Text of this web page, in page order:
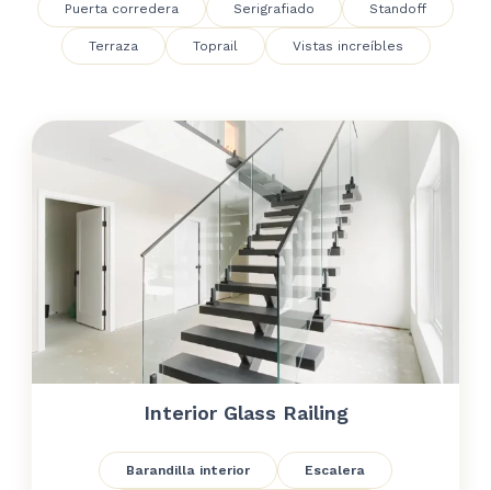
Puerta corredera Serigrafiado Standoff
Terraza Toprail Vistas increíbles
Interior Glass Railing
Barandilla interior Escalera